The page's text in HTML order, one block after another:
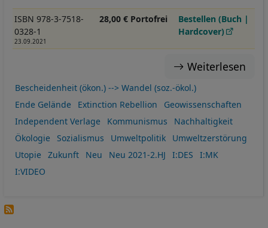
ISBN 978-3-7518-
0328-1
23.09.2021
28,00 € Portofrei
Bestellen (Buch |
Hardcover)
Weiterlesen
Bescheidenheit (ökon.) --> Wandel (soz.-ökol.)
Ende Gelände
Extinction Rebellion
Geowissenschaften
Independent Verlage
Kommunismus
Nachhaltigkeit
Ökologie
Sozialismus Umweltpolitik
Umweltzerstörung
Utopie
Zukunft Neu Neu 2021-2.HJ I:DES
I:MK
I:VIDEO